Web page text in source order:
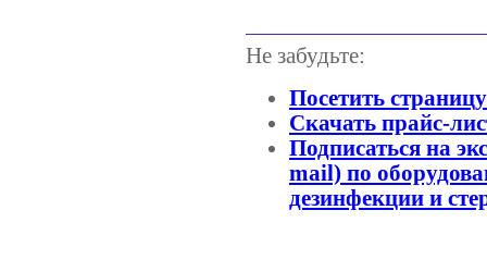
Не забудьте:
Посетить
Скачать прайс-
Подписаться на
mail) по
дезинфекции и